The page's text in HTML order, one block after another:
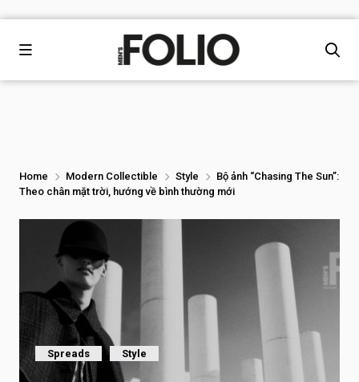
Home Modern Collectible Style
Bộ ảnh “Chasing The Sun”:
Theo chân mặt trời, hướng về bình thường mới
Spreads Style